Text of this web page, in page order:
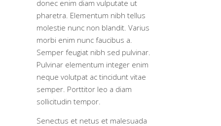
donec enim diam vulputate ut
pharetra. Elementum nibh tellus
molestie nunc non blandit. Varius
morbi enim nunc faucibus a.
Semper feugiat nibh sed pulvinar.
Pulvinar elementum integer enim
neque volutpat ac tincidunt vitae
semper. Porttitor leo a diam
sollicitudin tempor.
Senectus et netus et malesuada